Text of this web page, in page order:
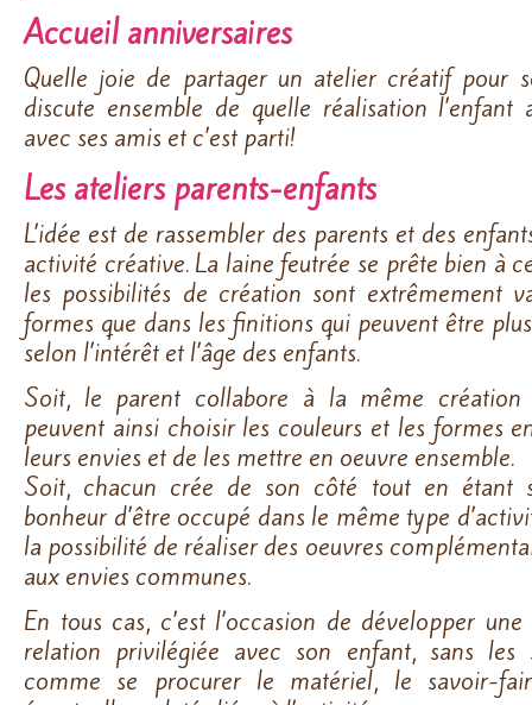
Accueil anniversaires
Quelle joie de partager un atelier créatif pour
discute ensemble de quelle réalisation
avec ses amis et c’est parti!
Les ateliers parents-enfants
L’idée est de rassembler des parents et des
activité créative. La laine feutrée se prête bien à
les possibilités de création sont extrêmement
formes que dans les finitions qui peuvent être
selon l’intérêt et l’âge des enfants.
Soit, le parent collabore à la même création
peuvent ainsi choisir les couleurs et les formes
leurs envies et de les mettre en oeuvre ensemble.
Soit, chacun crée de son côté tout en étant
bonheur d’être occupé dans le même type
la possibilité de réaliser des oeuvres
aux envies communes.
En tous cas, c’est l’occasion de développer
relation privilégiée avec son enfant, sans les
comme se procurer le matériel, le savoir-